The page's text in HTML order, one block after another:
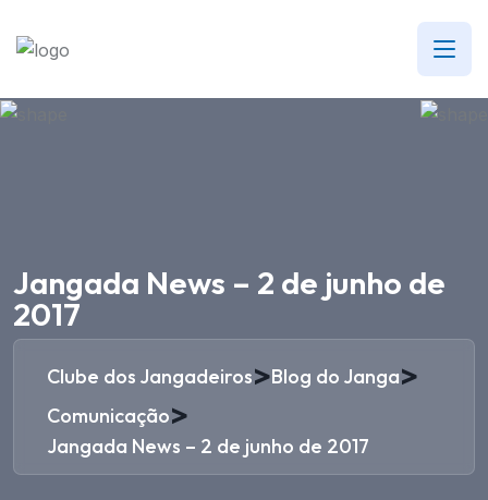
Jangada News – 2 de junho de
2017
Clube dos Jangadeiros>Blog do Janga>
Comunicação>
Jangada News – 2 de junho de 2017